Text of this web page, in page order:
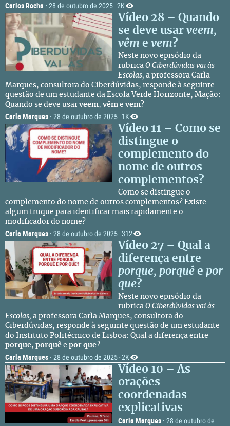
Carlos Rocha · 28 de outubro de 2025 · 2K
Vídeo 28 – Quando
se deve usar veem,
vêm e vem?
Neste novo episódio da
rubrica O Ciberdúvidas vai às
Escolas, a professora Carla
Marques, consultora do Ciberdúvidas, responde à seguinte
questão de um estudante da Escola Verde Horizonte, Mação:
Quando se deve usar veem, vêm e vem?
Carla Marques · 28 de outubro de 2025 · 1K
Vídeo 11 – Como se
distingue o
complemento do
nome de outros
complementos?
Como se distingue o
complemento do nome de outros complementos? Existe
algum truque para identificar mais rapidamente o
modificador do nome?
Carla Marques · 28 de outubro de 2025 · 312
Vídeo 27 – Qual a
diferença entre
porque, porquê e por
que?
Neste novo episódio da
rubrica O Ciberdúvidas vai às
Escolas, a professora Carla Marques, consultora do
Ciberdúvidas, responde à seguinte questão de um estudante
do Instituto Politécnico de Lisboa: Qual a diferença entre
porque, porquê e por que?
Carla Marques · 28 de outubro de 2025 · 2K
Vídeo 10 – As
orações
coordenadas
explicativas
Carla Marques · 28 de outubro de